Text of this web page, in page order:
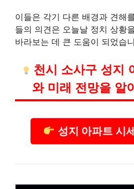
이들은 각기 다른 배경과 견해
들의 의견은 오늘날 정치 상황
바라보는 데 큰 도움이 되었습
천시 소사구 성지
와 미래 전망을 알
성지 아파트 시